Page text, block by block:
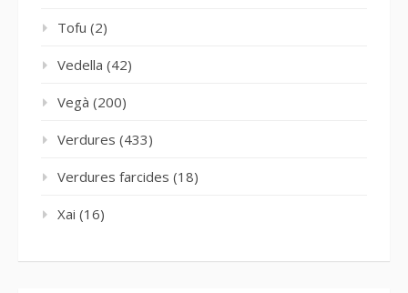
Tofu (2)
Vedella (42)
Vegà (200)
Verdures (433)
Verdures farcides (18)
Xai (16)